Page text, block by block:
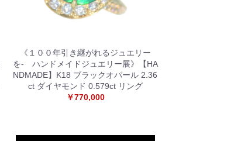
《１００年引き継がれるジュエリー
を- ハンドメイドジュエリー展》【HA
NDMADE】K18 ブラックオパール 2.36
ct ダイヤモンド 0.579ct リング
￥770,000